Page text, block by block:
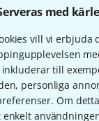
med
vill vi erbjuda
till
personliga
Om